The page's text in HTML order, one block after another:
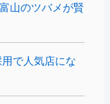
山のツバメが賢
で人気店にな